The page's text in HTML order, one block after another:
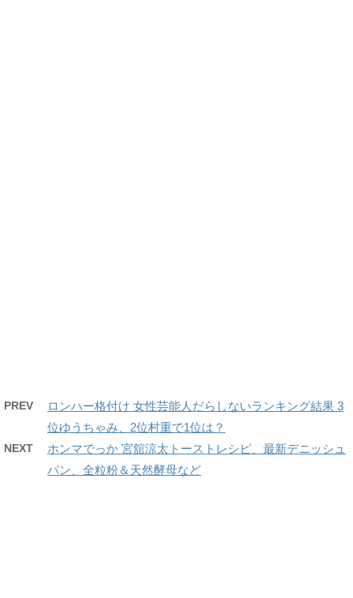
PREV
ロンハー格付け 女性芸能人だらしないランキング結果 3
位ゆうちゃみ、2位村重で1位は？
NEXT
ホンマでっか 宮舘涼太トーストレシピ、最新デニッシュ
パン、全粒粉＆天然酵母など